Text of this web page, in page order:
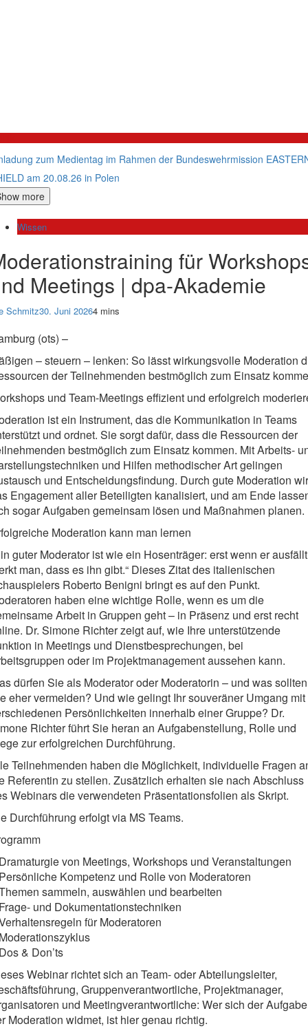
zum Medientag im Rahmen der Bundeswehrmission
am 20.08.26 in Polen
more
Wissen
für
Meetings | dpa-Akademie
Schmitz30. Juni 20264 mins
(ots) –
– steuern – lenken: So lässt wirkungsvolle Moderation
der Teilnehmenden bestmöglich zum Einsatz
und Team-Meetings effizient und erfolgreich
ist ein Instrument, das die Kommunikation in Teams
und ordnet. Sie sorgt dafür, dass die Ressourcen der
bestmöglich zum Einsatz kommen. Mit Arbeits-
und Hilfen methodischer Art gelingen
und Entscheidungsfindung. Durch gute Moderation
Engagement aller Beteiligten kanalisiert, und am Ende
sogar Aufgaben gemeinsam lösen und Maßnahmen planen.
Moderation kann man lernen
guter Moderator ist wie ein Hosenträger: erst wenn er
man, dass es ihn gibt.“ Dieses Zitat des italienischen
Roberto Benigni bringt es auf den Punkt.
haben eine wichtige Rolle, wenn es um die
Arbeit in Gruppen geht – in Präsenz und erst recht
Dr. Simone Richter zeigt auf, wie Ihre unterstützende
in Meetings und Dienstbesprechungen, bei
oder im Projektmanagement aussehen kann.
dürfen Sie als Moderator oder Moderatorin – und was sollten
eher vermeiden? Und wie gelingt Ihr souveräner Umgang mit
Persönlichkeiten innerhalb einer Gruppe? Dr.
Richter führt Sie heran an Aufgabenstellung, Rolle und
zur erfolgreichen Durchführung.
Teilnehmenden haben die Möglichkeit, individuelle Fragen
Referentin zu stellen. Zusätzlich erhalten sie nach Abschluss
Webinars die verwendeten Präsentationsfolien als Skript.
Durchführung erfolgt via MS Teams.
von Meetings, Workshops und Veranstaltungen
Kompetenz und Rolle von Moderatoren
sammeln, auswählen und bearbeiten
und Dokumentationstechniken
für Moderatoren
& Don’ts
Webinar richtet sich an Team- oder Abteilungsleiter,
Gruppenverantwortliche, Projektmanager,
und Meetingverantwortliche: Wer sich der Aufgabe
Moderation widmet, ist hier genau richtig.